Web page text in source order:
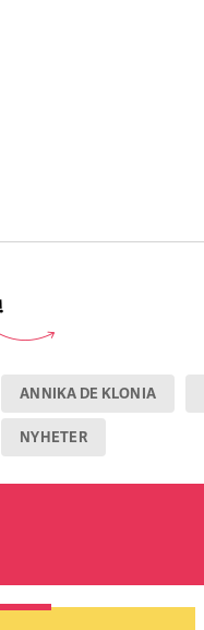
ANNIKA DE KLONIA
NYHETER